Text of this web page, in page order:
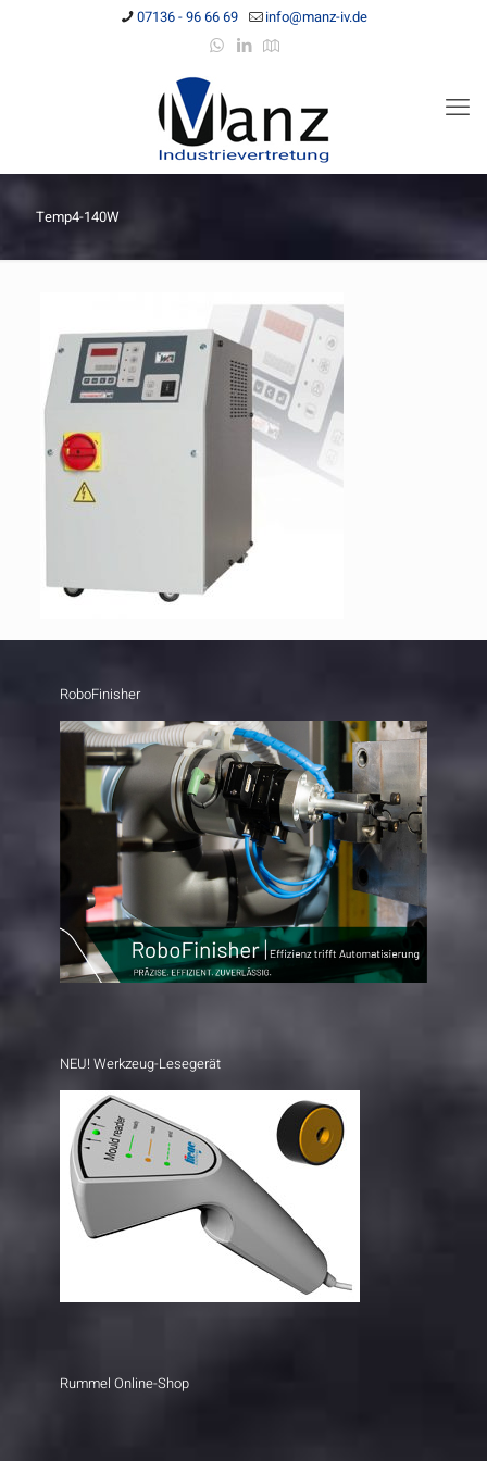
07136 - 96 66 69 info@manz-iv.de
Temp4-140W
RoboFinisher
NEU! Werkzeug-Lesegerät
Rummel Online-Shop